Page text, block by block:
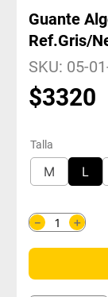
Guante
Ref.Gris/
SKU: 05-
$3320
Talla
M L
＋
－